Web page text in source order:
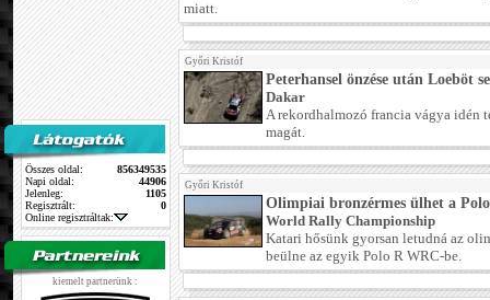
Összes oldal:
856349535
Napi oldal:
44906
Jelenleg:
1105
Regisztrált:
0
Online regisztráltak:
kiemelt partnerünk :
miatt.
Győri Kristóf
Peterhansel önzése után Loeböt
Dakar
A rekordhalmozó francia vágya idén
magát.
Győri Kristóf
Olimpiai bronzérmes ülhet a
World Rally Championship
Katari hősünk gyorsan letudná az
beülne az egyik Polo R WRC-be.